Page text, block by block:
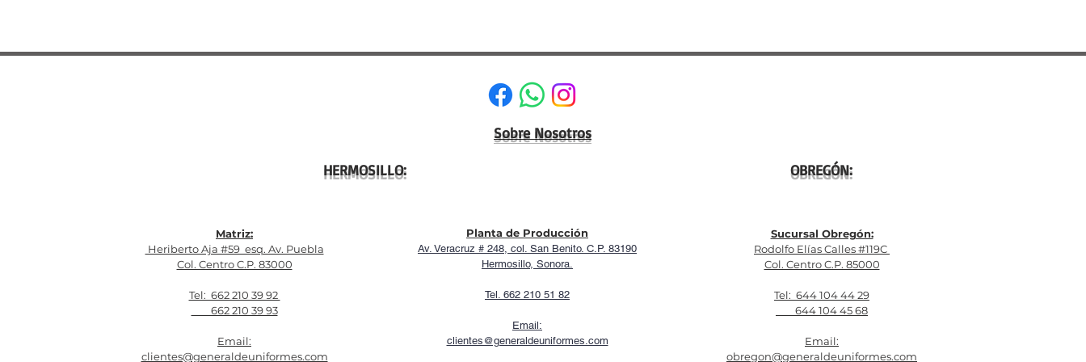
Sobre Nosotros
HERMOSILLO: OBREGÓN:
Matriz:
Heriberto Aja #59 esq. Av. Puebla
Col. Centro C.P. 83000
Tel: 662 210 39 92
662 210 39 93
Email:
clientes@generaldeuniformes.com
Sucursal Obregón:
Rodolfo Elías Calles #119C
Col. Centro C.P. 85000
Tel: 644 104 44 29
644 104 45 68
Email:
obregon@generaldeuniformes.com
Planta de Producción
Av. Veracruz # 248, col. San Benito. C.P. 83190
Hermosillo, Sonora.
Tel. 662 210 51 82
Email:
clientes@generaldeuniformes.com